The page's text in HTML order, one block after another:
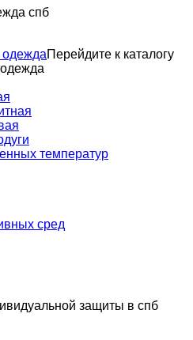
Перейдите к каталогу
температур
сред